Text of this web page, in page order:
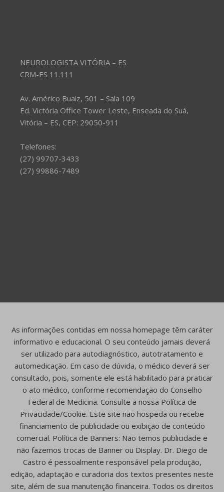
NEUROLOGISTA VITÓRIA – ES
CRM-ES 11.111
Av. Américo Buaiz, 501 – Sala 109
Ed. Victória Office Tower Leste, Enseada do Suá,
Vitória – ES, CEP: 29050-911
Telefones:
(27) 99707-3433
(27) 99886-7489
As informações contidas em nossa homepage têm caráter
informativo e educacional. O seu conteúdo jamais deverá
ser utilizado para autodiagnóstico, autotratamento e
automedicação. Em caso de dúvida, o médico deverá ser
consultado, pois, somente ele está habilitado para praticar
o ato médico, conforme recomendação do Conselho
Federal de Medicina. Consulte a nossa Política de
Privacidade/Cookie. Este site não hospeda ou recebe
financiamento de publicidade ou exibição de conteúdo
comercial. Política de Banners: Não temos publicidade e
não fazemos trocas de Banner ou Display. Dr. Diego de
Castro é pessoalmente responsável pela produção,
edição, adaptação e curadoria dos textos presentes neste
site, além de sua manutenção financeira. Todos os direitos